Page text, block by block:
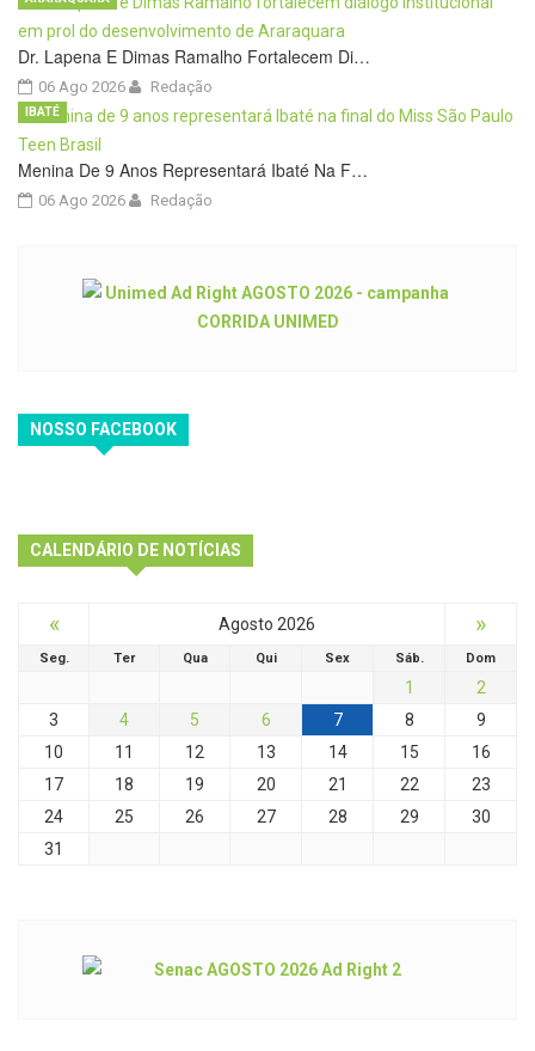
Dr. Lapena E Dimas Ramalho Fortalecem Di…
06 Ago 2026 Redação
Menina De 9 Anos Representará Ibaté Na F…
06 Ago 2026
IBATÉ
Redação
NOSSO FACEBOOK
CALENDÁRIO DE NOTÍCIAS
« Agosto 2026 »
Seg. Ter Qua Qui Sex Sáb. Dom
1
2
3
4 5 6 7 8
9
10
11 12 13 14 15
16
17
18 19 20 21 22
23
24
25 26 27 28 29
30
31